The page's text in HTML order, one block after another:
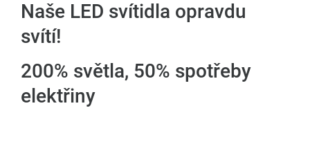
Naše LED svítidla opravdu
svítí!
200% světla, 50% spotřeby
elektřiny